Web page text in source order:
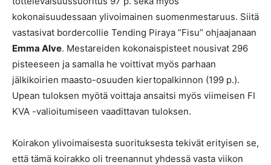
kokonaisuudessaan ylivoimainen suomenmestaruus. Siitä
vastasivat bordercollie Tending Piraya ”Fisu” ohjaajanaan
Emma Alve. Mestareiden kokonaispisteet nousivat 296
pisteeseen ja samalla he voittivat myös parhaan
jälkikoirien maasto-osuuden kiertopalkinnon (199 p.).
Upean tuloksen myötä voittaja ansaitsi myös viimeisen FI
KVA -valioitumiseen vaadittavan tuloksen.
Koirakon ylivoimaisesta suorituksesta tekivät erityisen se,
että tämä koirakko oli treenannut yhdessä vasta viikon